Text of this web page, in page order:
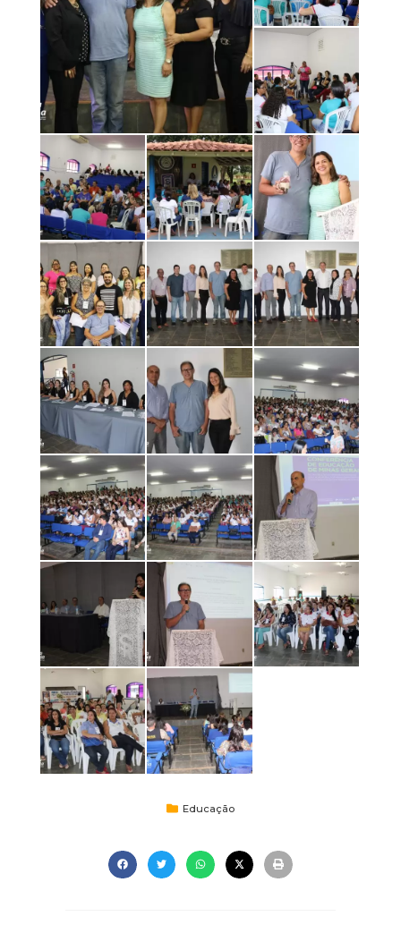
Educação